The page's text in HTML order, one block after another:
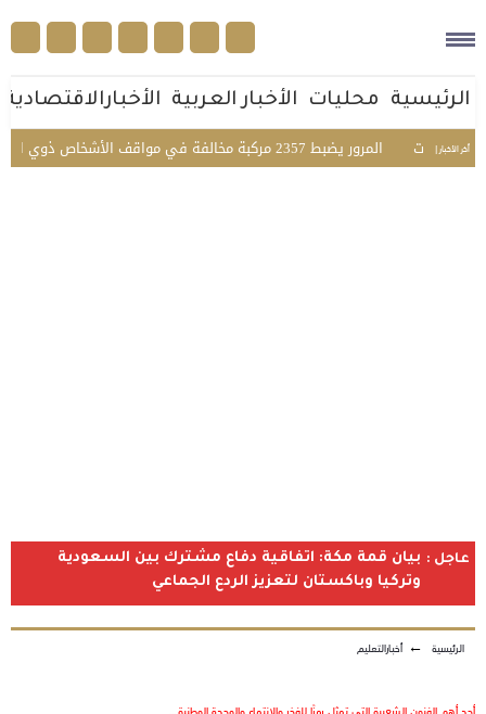
الرئيسية محليات الأخبار العربية الأخبارالاقتصادية
أخر الأخبار | المرور يضبط 2357 مركبة مخالفة في مواقف الأشخاص ذوي الإعاقة بمختلف مناطق المملكة
عاجل : بيان قمة مكة: اتفاقية دفاع مشترك بين السعودية
وتركيا وباكستان لتعزيز الردع الجماعي
الرئيسية ← أخبارالتعليم